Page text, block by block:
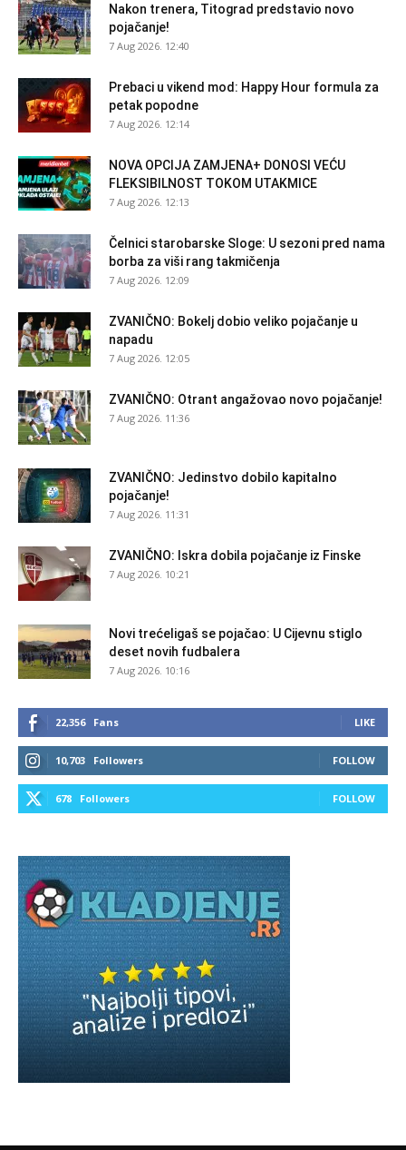
Nakon trenera, Titograd predstavio novo
pojačanje!
7 Aug 2026. 12:40
Prebaci u vikend mod: Happy Hour formula za
petak popodne
7 Aug 2026. 12:14
NOVA OPCIJA ZAMJENA+ DONOSI VEĆU
FLEKSIBILNOST TOKOM UTAKMICE
7 Aug 2026. 12:13
Čelnici starobarske Sloge: U sezoni pred nama
borba za viši rang takmičenja
7 Aug 2026. 12:09
ZVANIČNO: Bokelj dobio veliko pojačanje u
napadu
7 Aug 2026. 12:05
ZVANIČNO: Otrant angažovao novo pojačanje!
7 Aug 2026. 11:36
ZVANIČNO: Jedinstvo dobilo kapitalno
pojačanje!
7 Aug 2026. 11:31
ZVANIČNO: Iskra dobila pojačanje iz Finske
7 Aug 2026. 10:21
Novi trećeligaš se pojačao: U Cijevnu stiglo
deset novih fudbalera
7 Aug 2026. 10:16
22,356 Fans LIKE
10,703 Followers FOLLOW
678 Followers FOLLOW